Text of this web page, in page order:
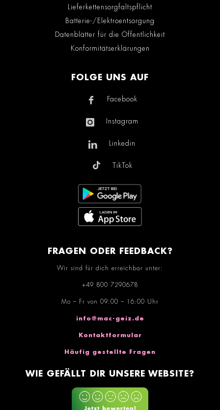
Lieferkettensorgfaltspflicht
Batterie-/Elektroentsorgung
Datenblätter für die Öffentlichkeit
Konformitätserklärungen
FOLGE UNS AUF
Facebook
Instagram
Linkedin
TikTok
FRAGEN ODER FEEDBACK?
Wir sind für dich erreichbar unter:
+49 800 7290678
Mo – Fr von 09:00 – 16:00 Uhr
info@mac-geiz.de
Kontaktformular
Häufig gestellte Fragen
WIE GEFÄLLT DIR UNSERE WEBSITE?